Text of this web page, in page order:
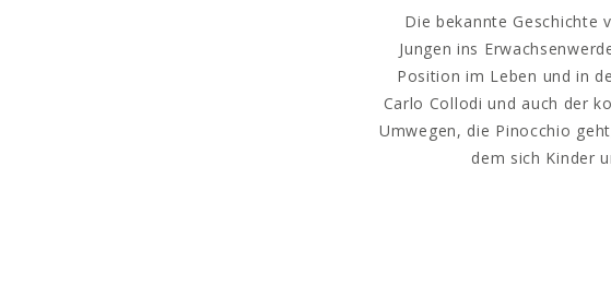
Die bekannte Geschichte
Jungen ins
Position im Leben und in
Carlo Collodi und auch der
Umwegen, die Pinocchio
dem sich Kinder